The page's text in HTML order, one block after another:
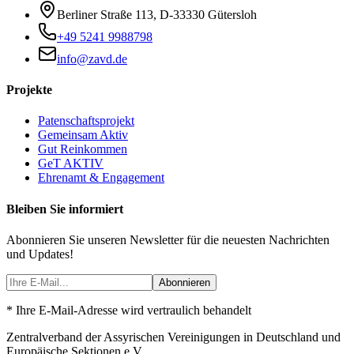
Berliner Straße 113, D-33330 Gütersloh
+49 5241 9988798
info@zavd.de
Projekte
Patenschaftsprojekt
Gemeinsam Aktiv
Gut Reinkommen
GeT AKTIV
Ehrenamt & Engagement
Bleiben Sie informiert
Abonnieren Sie unseren Newsletter für die neuesten Nachrichten
und Updates!
Abonnieren
* Ihre E-Mail-Adresse wird vertraulich behandelt
Zentralverband der Assyrischen Vereinigungen in Deutschland und
Europäische Sektionen e.V.